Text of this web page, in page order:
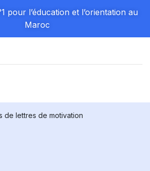
pour l’éducation et l’orientation au
Maroc
de lettres de motivation